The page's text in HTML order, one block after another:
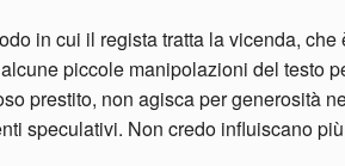
in cui il regista tratta la vicenda,
piccole manipolazioni del testo
prestito, non agisca per generosità
speculativi. Non credo influiscano